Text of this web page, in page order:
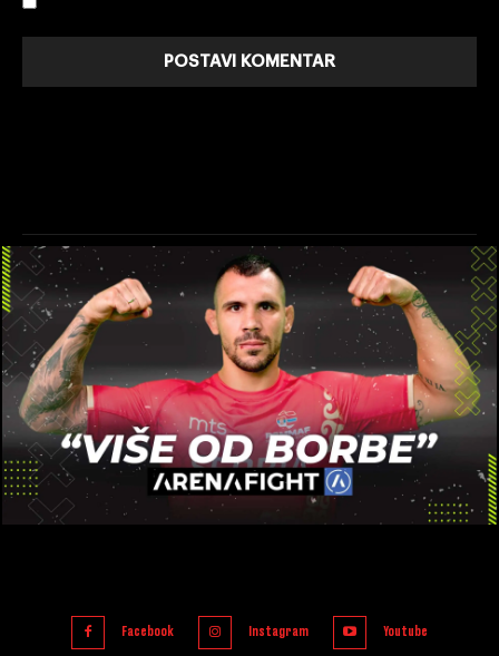
Facebook Instagram Youtube